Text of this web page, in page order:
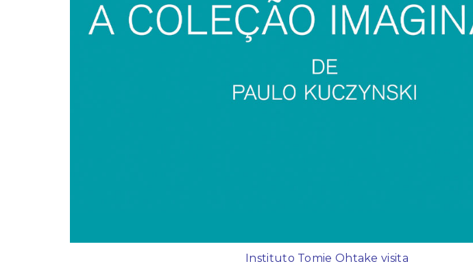
Instituto Tomie Ohtake visita